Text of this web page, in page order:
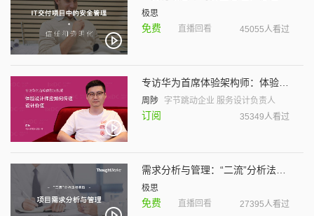
极思
免费 直播回看 45055人看过
周陟 字节跳动企业 服务设计负责人
订阅 35349人看过
极思
免费 直播回看 27395人看过